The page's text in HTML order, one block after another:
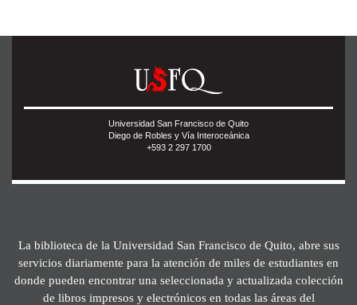
Universidad San Francisco de Quito
Diego de Robles y Vía Interoceánica
+593 2 297 1700
La biblioteca de la Universidad San Francisco de Quito, abre sus
servicios diariamente para la atención de miles de estudiantes en
donde pueden encontrar una seleccionada y actualizada colección
de libros impresos y electrónicos en todas las áreas del